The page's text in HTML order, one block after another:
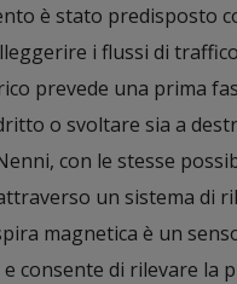
è stato predisposto
i flussi di
prevede una prima
o svoltare sia a
con le stesse
un sistema di
magnetica è un
consente di rilevare la